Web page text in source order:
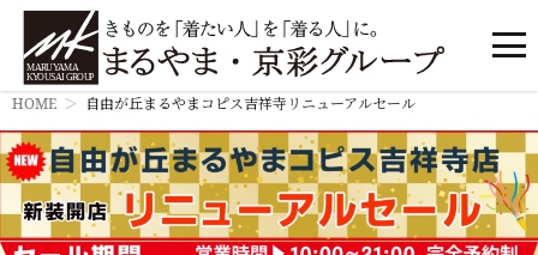
HOME 自由が丘まるやまコピス吉祥寺リニューアルセール